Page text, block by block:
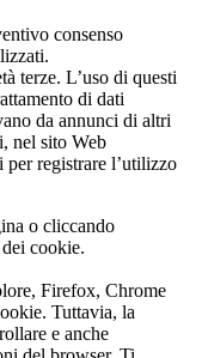
consenso
terze. L’uso di questi
di dati
da annunci di altri
nel sito Web
per registrare l’utilizzo
o cliccando
cookie.
Firefox, Chrome
Tuttavia, la
e anche